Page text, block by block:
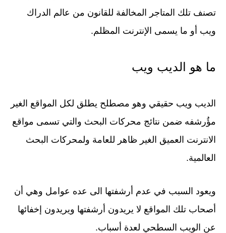
تصنف تلك المتاجر المخالفة للقانون من عالم الدراك
ويب أو ما يسمى الإنترنت المظلم.
ما هو الديب ويب
الديب ويب حقيقي وهو مصطلح يطلق لكل المواقع الغير
مؤُرشفه ضمن نتائج محركات البحث والتي تسمى مواقع
الانترنت العميق الغير ظاهر للعامة ولمحركات البحث
العالمية.
ويعود السبب في عدم أرشفتها الى عده عوامل وهي أن
أصحاب تلك المواقع لا يريدون أرشفتها ويريدون إخفائها
عن الويب السطحي لعدة أسباب.